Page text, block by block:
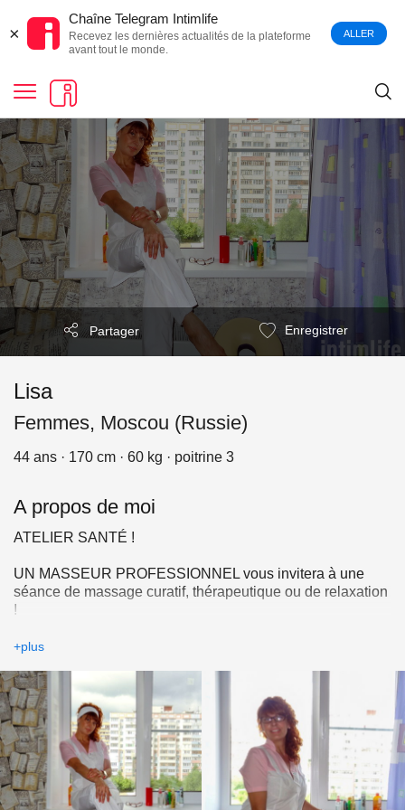
×
Chaîne Telegram Intimlife
Recevez les dernières actualités de la plateforme
avant tout le monde.
ALLER
Partager Enregistrer
Lisa
Femmes, Moscou (Russie)
44 ans · 170 cm · 60 kg · poitrine 3
A propos de moi
ATELIER SANTÉ !
UN MASSEUR PROFESSIONNEL vous invitera à une
séance de massage curatif, thérapeutique ou de relaxation
!
sélection d'un programme individuel pour chacun ! Je vais
sentiments négatifs!
Je maîtrise les types de massages suivants :
- massage du dos
- massage des mains
- massage des mains
- massage des pieds
+plus